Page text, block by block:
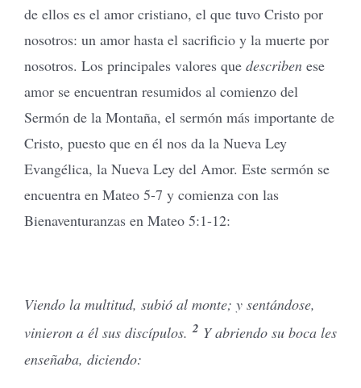
de ellos es el amor cristiano, el que tuvo Cristo por
nosotros: un amor hasta el sacrificio y la muerte por
nosotros. Los principales valores que describen ese
amor se encuentran resumidos al comienzo del
Sermón de la Montaña, el sermón más importante de
Cristo, puesto que en él nos da la Nueva Ley
Evangélica, la Nueva Ley del Amor. Este sermón se
encuentra en Mateo 5-7 y comienza con las
Bienaventuranzas en Mateo 5:1-12:
Viendo la multitud, subió al monte; y sentándose,
vinieron a él sus discípulos. 2 Y abriendo su boca les
enseñaba, diciendo: